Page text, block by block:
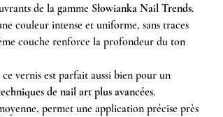
de la gamme Słowianka Nail Trends.
couleur intense et uniforme, sans traces
couche renforce la profondeur du ton
vernis est parfait aussi bien pour un
de nail art plus avancées.
permet une application précise près